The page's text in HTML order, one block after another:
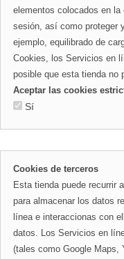
elementos colocados en
sesión, así como proteger
ejemplo, equilibrado de
Cookies, los Servicios en
posible que esta tienda no
Aceptar las cookies
Sí
Cookies de terceros
Esta tienda puede recurrir
para almacenar los datos
línea e interaccionas con
datos. Los Servicios en
(tales como Google Maps,